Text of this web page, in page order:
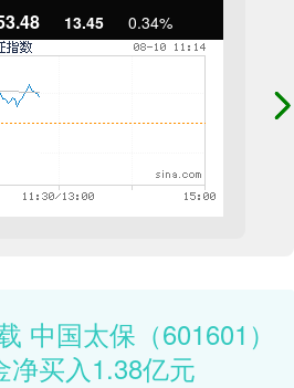
13.45 0.34%
中国太保（601601）
净买入1.38亿元